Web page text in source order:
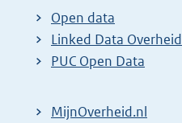
t
e
r
l
Open data
Linked Data Overheid
PUC Open Data
MijnOverheid.nl